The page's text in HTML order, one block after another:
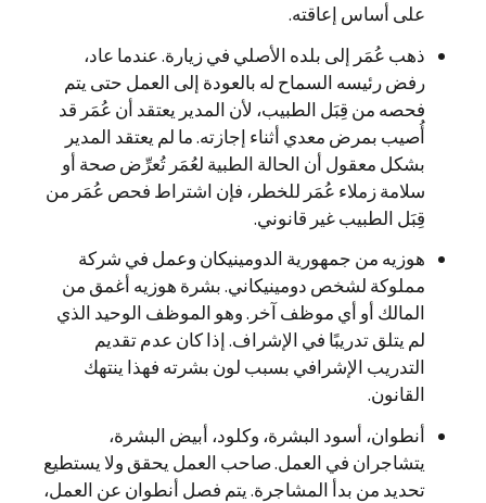
على أساس إعاقته.
ذهب عُمَر إلى بلده الأصلي في زيارة. عندما عاد،
رفض رئيسه السماح له بالعودة إلى العمل حتى يتم
فحصه من قِبَل الطبيب، لأن المدير يعتقد أن عُمَر قد
أُصيب بمرض معدي أثناء إجازته. ما لم يعتقد المدير
بشكل معقول أن الحالة الطبية لعُمَر تُعرِّض صحة أو
سلامة زملاء عُمَر للخطر، فإن اشتراط فحص عُمَر من
قِبَل الطبيب غير قانوني.
هوزيه من جمهورية الدومينيكان وعمل في شركة
مملوكة لشخص دومينيكاني. بشرة هوزيه أغمق من
المالك أو أي موظف آخر. وهو الموظف الوحيد الذي
لم يتلق تدريبًا في الإشراف. إذا كان عدم تقديم
التدريب الإشرافي بسبب لون بشرته فهذا ينتهك
القانون.
أنطوان، أسود البشرة، وكلود، أبيض البشرة،
يتشاجران في العمل. صاحب العمل يحقق ولا يستطيع
تحديد من بدأ المشاجرة. يتم فصل أنطوان عن العمل،